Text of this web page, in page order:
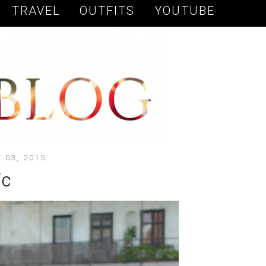
TRAVEL OUTFITS YOUTUBE
03, 2015